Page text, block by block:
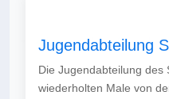
Jugendabteilung
Die Jugendabteilung des
wiederholten Male von